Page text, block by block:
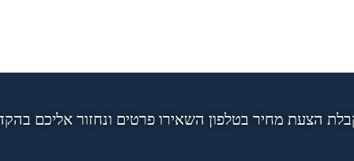
הצעת מחיר בטלפון השאירו פרטים ונחזור אליכם